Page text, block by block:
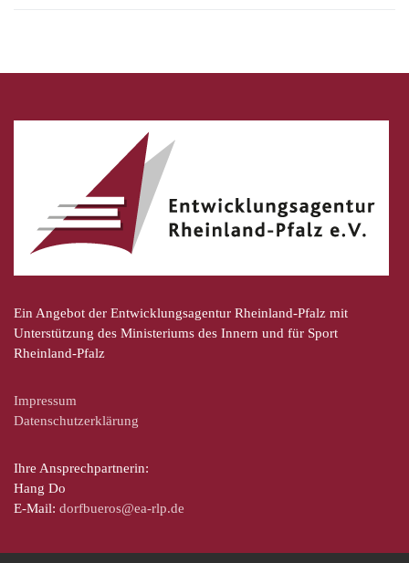
Ein Angebot der Entwicklungsagentur Rheinland-Pfalz mit
Unterstützung des Ministeriums des Innern und für Sport
Rheinland-Pfalz
Impressum
Datenschutzerklärung
Ihre Ansprechpartnerin:
Hang Do
E-Mail: dorfbueros@ea-rlp.de